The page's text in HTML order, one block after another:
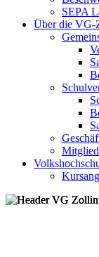
SEPA
Über die VG-